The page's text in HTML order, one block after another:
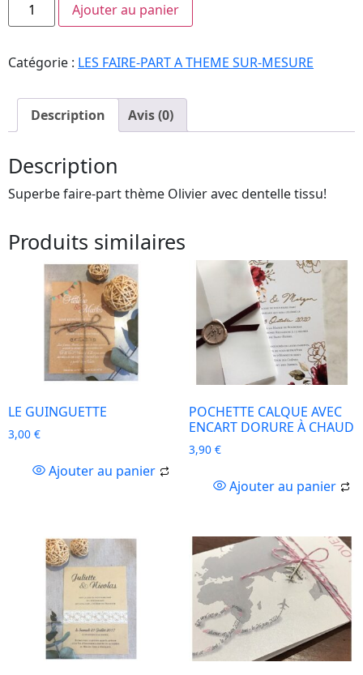
Ajouter au panier
Catégorie : LES FAIRE-PART A THEME SUR-MESURE
Description Avis (0)
Description
Superbe faire-part thème Olivier avec dentelle tissu!
Produits similaires
LE GUINGUETTE
3,00 €
Ajouter au panier
POCHETTE CALQUE AVEC
ENCART DORURE À CHAUD
3,90 €
Ajouter au panier